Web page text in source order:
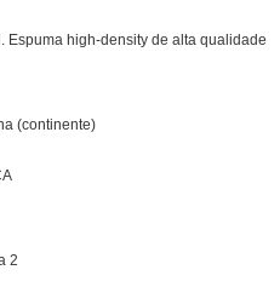
Espuma high-density de alta qualidade
(continente)
2